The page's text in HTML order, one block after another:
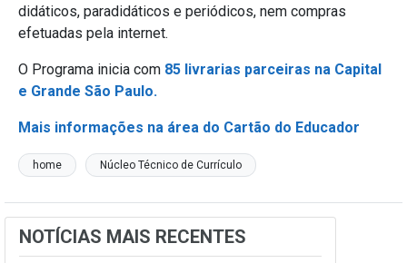
didáticos, paradidáticos e periódicos, nem compras
efetuadas pela internet.
O Programa inicia com 85 livrarias parceiras na Capital
e Grande São Paulo.
Mais informações na área do Cartão do Educador
home Núcleo Técnico de Currículo
NOTÍCIAS MAIS RECENTES